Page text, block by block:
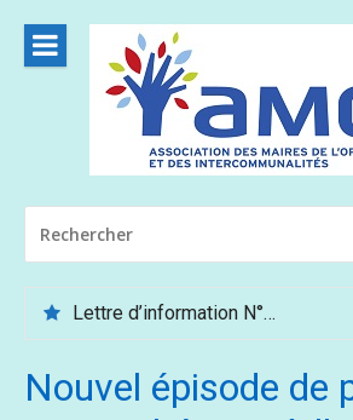
contenu
POUR
:
Lettre d’information N°62 – Mai /Juin 2026
Nouvel épisode de